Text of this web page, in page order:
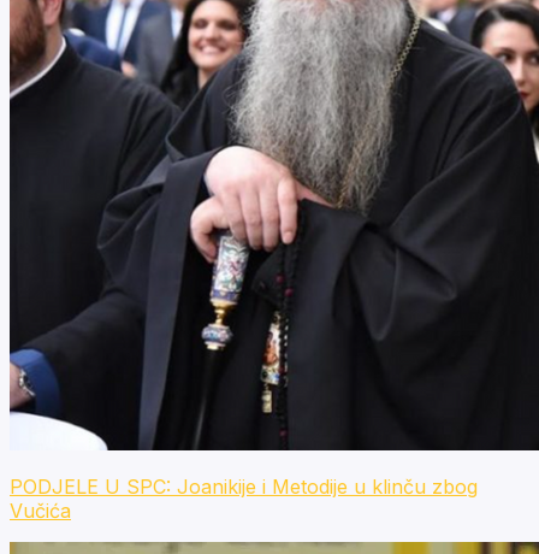
PODJELE U SPC: Joanikije i Metodije u klinču zbog
Vučića